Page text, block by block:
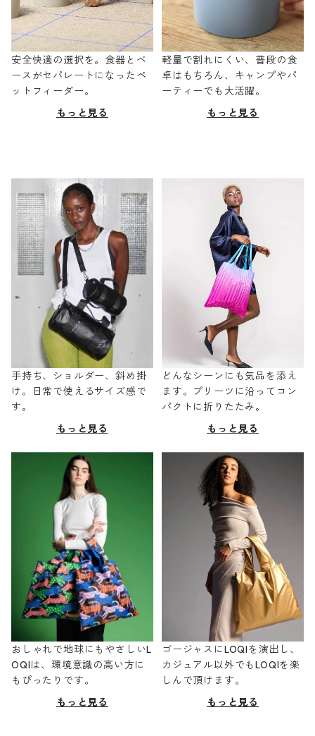
安全快適の選択を。食器とベ
ースがセパレートになったペ
ットフィーダー。
もっと見る
軽量で割れにくい、普段の食
卓はもちろん、キャンプやパ
ーティーでも大活躍。
もっと見る
手持ち、ショルダー、斜め掛
け。日常で使えるサイズ感で
す。
もっと見る
どんなシーンにも気品を添え
ます。プリーツに沿ってコン
パクトに折りたたみ。
もっと見る
おしゃれで地球にもやさしいL
OQIは、環境意識の高い方に
もぴったりです。
もっと見る
ゴージャスにLOQIを演出し、
カジュアル以外でもLOQIを楽
しんで頂けます。
もっと見る